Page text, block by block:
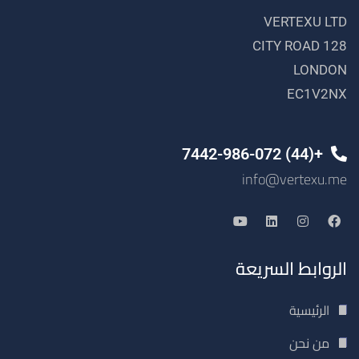
VERTEXU LTD
128 CITY ROAD
LONDON
EC1V2NX
+(44) 7442-986-072
info@vertexu.me
الروابط السريعة
الرئيسية
من نحن